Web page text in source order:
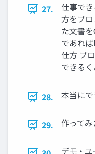
27.
仕事で
方をプ
た文書
であれ
仕方 プ
できる
28. 本当に
29. 作ってみ
デモ ‣